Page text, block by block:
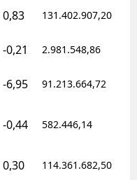
Sinop
0,83 131.402.907,20
-0,21 2.981.548,86
-6,95 91.213.664,72
-0,44 582.446,14
0,30 114.361.682,50